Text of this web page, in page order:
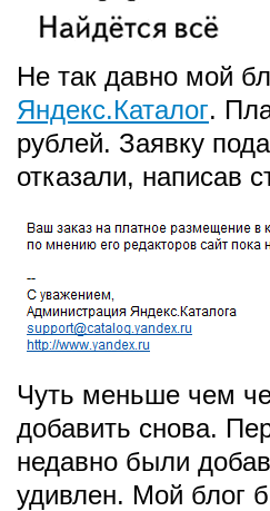
Не так давно мой
Яндекс.Каталог.
рублей. Заявку
отказали, написав
Чуть меньше чем
добавить снова.
недавно были
удивлен. Мой блог